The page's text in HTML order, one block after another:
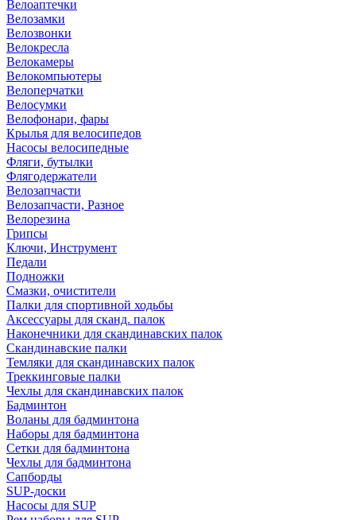
Велоаптечки
Велозамки
Велозвонки
Велокресла
Велокамеры
Велокомпьютеры
Велоперчатки
Велосумки
Велофонари, фары
Крылья для велосипедов
Насосы велосипедные
Фляги, бутылки
Флягодержатели
Велозапчасти
Велозапчасти, Разное
Велорезина
Грипсы
Ключи, Инструмент
Педали
Подножки
Смазки, очистители
Палки для спортивной ходьбы
Аксессуары для сканд. палок
Наконечники для скандинавских палок
Скандинавские палки
Темляки для скандинавских палок
Треккинговые палки
Чехлы для скандинавских палок
Бадминтон
Воланы для бадминтона
Наборы для бадминтона
Сетки для бадминтона
Чехлы для бадминтона
Сапборды
SUP-доски
Насосы для SUP